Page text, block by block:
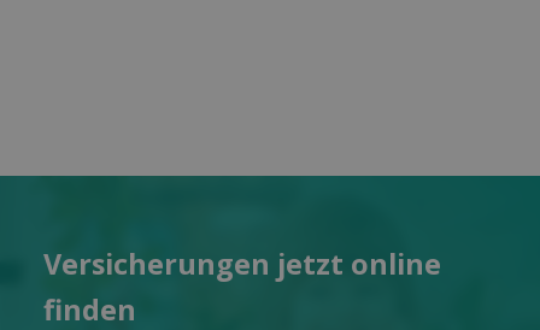
Versicher­ungen jetzt online
finden